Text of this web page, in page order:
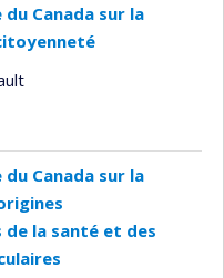
Canada sur la
Canada sur la
la santé et des